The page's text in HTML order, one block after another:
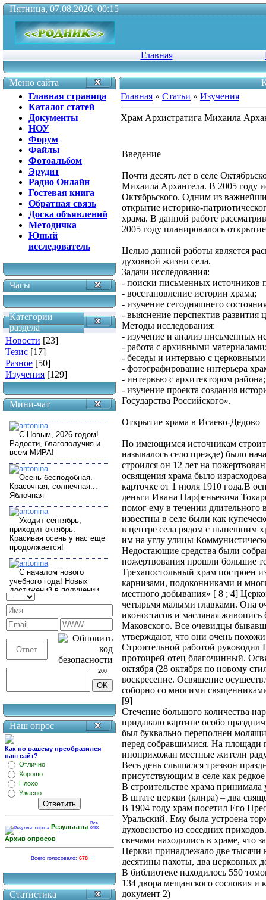
Пятница, 07.08.2026, 00:15
Главная
Меню сайта
Главная страница
Каталог статей
Документы
НОУ
Форум
Файлы
Фотоальбом
Эрудит
Радио Онлайн
Гостевая книга
Обратная связь
Доска объявлений
Методичка
Юный
исследователь
Часы
Категории
раздела
Новости [23]
Тезис [17]
Разное [50]
Изучения [129]
Мини-чат
200
Наш опрос
Как по вашему преобразился
наш сайт?
Отлично
Хорошо
Плохо
Ужасно
Результаты
Архив опросов
Всего голосовало: 678
Статистика
Главная » Статьи » Изучения
Храм Архистратига Михаила
Введение
Почти десять лет в селе
Михаила Архангела. В 2005 году
Октябрьского. Одним из
открытие историко-
храма. В данной работе
2005 году планировалось
Целью данной работы является
духовной жизни села.
Задачи исследования:
- поиски письменных источников
- восстановление истории храма;
- изучение сегодняшнего
- выяснение перспектив развития
Методы исследования:
- изучение и анализ письменных
- работа с архивными
- беседы и интервью с
- фотографирование интерьера
- интервью с архитектором района;
- изучение проекта создания
Государства Российского».
Открытие храма в Исаево-Дедово
По имеющимся источникам
называлось село прежде) было
строился он 12 лет на
освящения храма было
карточке от 1 июля 1910 года.В
деньги Ивана Парфеньевича
помог ему в течении длительного
известны в селе были как
в центре села рядом с нынешним
им на углу улицы
Недостающие средства были
пожертвования прошли большие
Трехапостольный храм построен
карнизами, подоконниками и
местного добывания» [ 8 ; 4]
четырьмя малыми главками. Она
иконостасов и масляная
Маковского. Все очевидцы
утверждают, что они очень
Строительной работой
протоирей отец благочинный.
октября (28 октября по новому
воскресение. Освящение
соборно со многими
[9]
Стечение большого количества
придавало картине особо
был буквально переполнен
перед собравшимися. На площади
иноприхожан местные жители
Весь день слышался трезвон
присутствующим в селе как
В строительстве храма принимала
В штате церкви (клира) – два
В 1904 году храм посетил Его
Уральский. Ему была устроена
духовенство из соседних
свечами находились в храме, что
Церкви принадлежало две тысячи
десятины пахоты, два церковных
В библиотеке находилось 550
134 двора мещанского сословия
документ 2)